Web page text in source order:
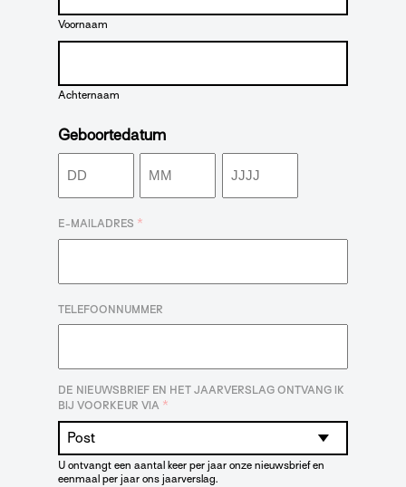
Voornaam
Achternaam
Geboortedatum
Dag Maand Jaar
E-MAILADRES *
TELEFOONNUMMER
DE NIEUWSBRIEF EN HET JAARVERSLAG ONTVANG IK
BIJ VOORKEUR VIA *
U ontvangt een aantal keer per jaar onze nieuwsbrief en
eenmaal per jaar ons jaarverslag.